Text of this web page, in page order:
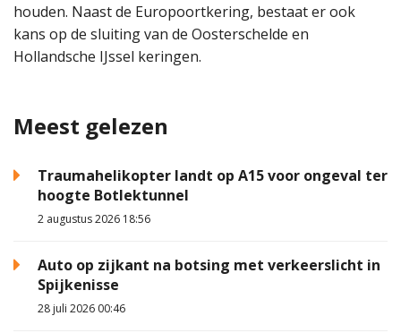
houden. Naast de Europoortkering, bestaat er ook
kans op de sluiting van de Oosterschelde en
Hollandsche IJssel keringen.
Meest gelezen
Traumahelikopter landt op A15 voor ongeval ter
hoogte Botlektunnel
2 augustus 2026 18:56
Auto op zijkant na botsing met verkeerslicht in
Spijkenisse
28 juli 2026 00:46